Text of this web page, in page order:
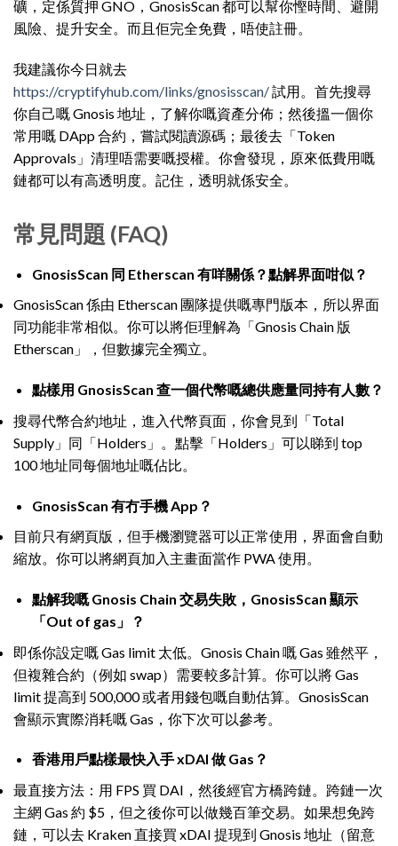
礦，定係質押 GNO，GnosisScan 都可以幫你慳時間、避開
風險、提升安全。而且佢完全免費，唔使註冊。
我建議你今日就去
https://cryptifyhub.com/links/gnosisscan/試用。首先搜尋
你自己嘅 Gnosis 地址，了解你嘅資產分佈；然後搵一個你
常用嘅 DApp 合約，嘗試閱讀源碼；最後去「Token
Approvals」清理唔需要嘅授權。你會發現，原來低費用嘅
鏈都可以有高透明度。記住，透明就係安全。
常見問題 (FAQ)
GnosisScan 同 Etherscan 有咩關係？點解界面咁似？
GnosisScan 係由 Etherscan 團隊提供嘅專門版本，所以界面
同功能非常相似。你可以將佢理解為「Gnosis Chain 版
Etherscan」，但數據完全獨立。
點樣用 GnosisScan 查一個代幣嘅總供應量同持有人數？
搜尋代幣合約地址，進入代幣頁面，你會見到「Total
Supply」同「Holders」。點擊「Holders」可以睇到 top
100 地址同每個地址嘅佔比。
GnosisScan 有冇手機 App？
目前只有網頁版，但手機瀏覽器可以正常使用，界面會自動
縮放。你可以將網頁加入主畫面當作 PWA 使用。
點解我嘅 Gnosis Chain 交易失敗，GnosisScan 顯示
「Out of gas」？
即係你設定嘅 Gas limit 太低。Gnosis Chain 嘅 Gas 雖然平，
但複雜合約（例如 swap）需要較多計算。你可以將 Gas
limit 提高到 500,000 或者用錢包嘅自動估算。GnosisScan
會顯示實際消耗嘅 Gas，你下次可以參考。
香港用戶點樣最快入手 xDAI 做 Gas？
最直接方法：用 FPS 買 DAI，然後經官方橋跨鏈。跨鏈一次
主網 Gas 約 $5，但之後你可以做幾百筆交易。如果想免跨
鏈，可以去 Kraken 直接買 xDAI 提現到 Gnosis 地址（留意